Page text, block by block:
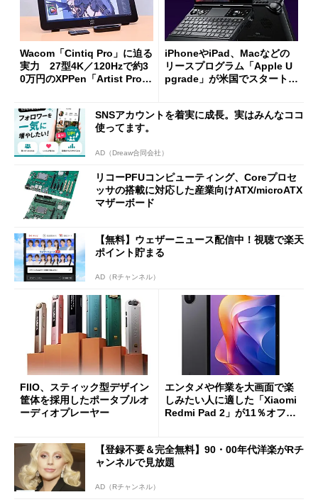
Wacom「Cintiq Pro」に迫る
実力 27型4K／120Hzで約3
0万円のXPPen「Artist Pro 2
iPhoneやiPad、Macなどの
リースプログラム「Apple U
pgrade」が米国でスタート／
ut」が明...
SNSアカウントを着実に成長。実はみんなココ
使ってます。
AD（Dreaw合同会社）
リコーPFUコンピューティング、Coreプロセ
ッサの搭載に対応した産業向けATX/microATX
マザーボード
【無料】ウェザーニュース配信中！視聴で楽天
ポイント貯まる
AD（Rチャンネル）
FIIO、スティック型デザイン
筐体を採用したポータブルオ
ーディオプレーヤー
エンタメや作業を大画面で楽
しみたい人に適した「Xiaomi
Redmi Pad 2」が11％オフの
【登録不要＆完全無料】90・00年代洋楽がRチ
ャンネルで見放題
AD（Rチャンネル）